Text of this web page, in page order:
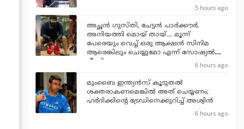
5 hours ago
അച്ഛന്‍ ഗുസ്തി, ചേട്ടന്‍ പാര്‍ക്കൗര്‍,
അനിയത്തി മൊയ് തായ്.... മൂന്ന്
പേരെയും വെച്ച് ഒരു ആക്ഷന്‍ സിനിമ
ആരെങ്കിലും ചെയ്യുമോ എന്ന് സോഷ്യല്‍
മീഡിയ
6 hours ago
മുംബൈ ഇന്ത്യന്‍സ് കൂടുതല്‍
ശക്തരാകണമെങ്കില്‍ അത് ചെയ്യണം;
ഹര്‍ദിക്കിന്റെ ട്രേഡിനെക്കുറിച്ച് അശ്വിന്‍
6 hours ago